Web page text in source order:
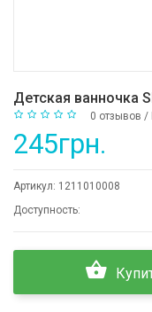
Детская ванночка
0 отзывов /
245грн.
Артикул: 1211010008
Доступность: